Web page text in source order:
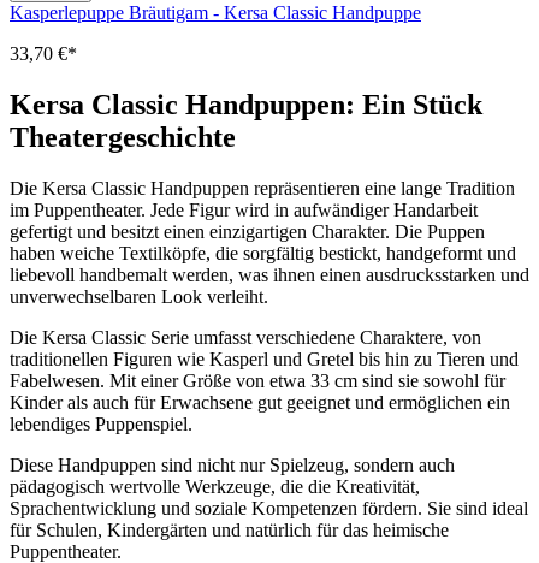
Kasperlepuppe Bräutigam - Kersa Classic Handpuppe
33,70 €*
Kersa Classic Handpuppen: Ein Stück
Theatergeschichte
Die Kersa Classic Handpuppen repräsentieren eine lange Tradition
im Puppentheater. Jede Figur wird in aufwändiger Handarbeit
gefertigt und besitzt einen einzigartigen Charakter. Die Puppen
haben weiche Textilköpfe, die sorgfältig bestickt, handgeformt und
liebevoll handbemalt werden, was ihnen einen ausdrucksstarken und
unverwechselbaren Look verleiht.
Die Kersa Classic Serie umfasst verschiedene Charaktere, von
traditionellen Figuren wie Kasperl und Gretel bis hin zu Tieren und
Fabelwesen. Mit einer Größe von etwa 33 cm sind sie sowohl für
Kinder als auch für Erwachsene gut geeignet und ermöglichen ein
lebendiges Puppenspiel.
Diese Handpuppen sind nicht nur Spielzeug, sondern auch
pädagogisch wertvolle Werkzeuge, die die Kreativität,
Sprachentwicklung und soziale Kompetenzen fördern. Sie sind ideal
für Schulen, Kindergärten und natürlich für das heimische
Puppentheater.